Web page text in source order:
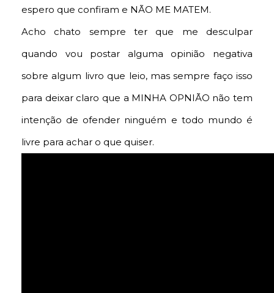
espero que confiram e NÃO ME MATEM.
Acho chato sempre ter que me desculpar
quando vou postar alguma opinião negativa
sobre algum livro que leio, mas sempre faço isso
para deixar claro que a MINHA OPNIÃO não tem
intenção de ofender ninguém e todo mundo é
livre para achar o que quiser.